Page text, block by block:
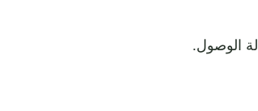
الوصول.